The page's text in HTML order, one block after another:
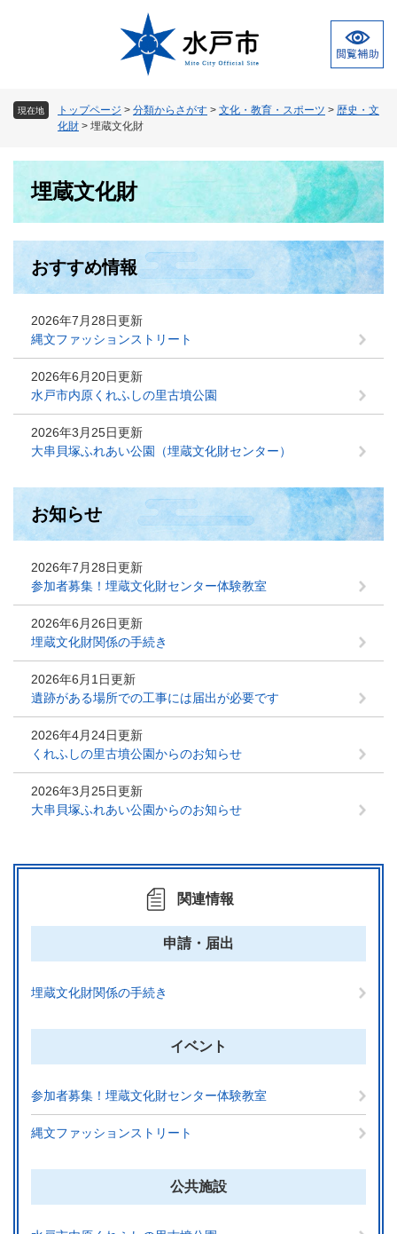
現在地 トップページ > 分類からさがす > 文化・教育・スポーツ > 歴史・文
化財 > 埋蔵文化財
埋蔵文化財
おすすめ情報
2026年7月28日更新
縄文ファッションストリート
2026年6月20日更新
水戸市内原くれふしの里古墳公園
2026年3月25日更新
大串貝塚ふれあい公園（埋蔵文化財センター）
お知らせ
2026年7月28日更新
参加者募集！埋蔵文化財センター体験教室
2026年6月26日更新
埋蔵文化財関係の手続き
2026年6月1日更新
遺跡がある場所での工事には届出が必要です
2026年4月24日更新
くれふしの里古墳公園からのお知らせ
2026年3月25日更新
大串貝塚ふれあい公園からのお知らせ
関連情報
申請・届出
埋蔵文化財関係の手続き
イベント
参加者募集！埋蔵文化財センター体験教室
縄文ファッションストリート
公共施設